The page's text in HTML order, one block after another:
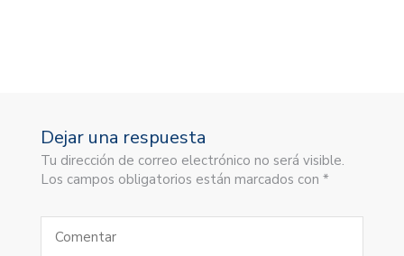
Dejar una respuesta
Tu dirección de correo electrónico no será visible.
Los campos obligatorios están marcados con *